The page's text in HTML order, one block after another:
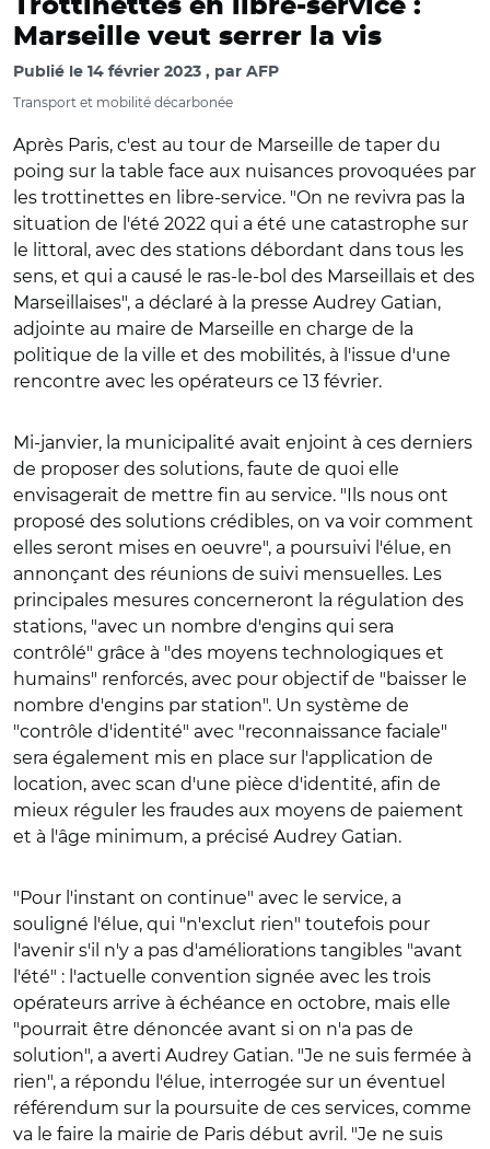
Trottinettes en libre-service :
Marseille veut serrer la vis
Publié le 14 février 2023 par AFP
Transport et mobilité décarbonée
Après Paris, c'est au tour de Marseille de taper du
poing sur la table face aux nuisances provoquées par
les trottinettes en libre-service. "On ne revivra pas la
situation de l'été 2022 qui a été une catastrophe sur
le littoral, avec des stations débordant dans tous les
sens, et qui a causé le ras-le-bol des Marseillais et des
Marseillaises", a déclaré à la presse Audrey Gatian,
adjointe au maire de Marseille en charge de la
politique de la ville et des mobilités, à l'issue d'une
rencontre avec les opérateurs ce 13 février.
Mi-janvier, la municipalité avait enjoint à ces derniers
de proposer des solutions, faute de quoi elle
envisagerait de mettre fin au service. "Ils nous ont
proposé des solutions crédibles, on va voir comment
elles seront mises en oeuvre", a poursuivi l'élue, en
annonçant des réunions de suivi mensuelles. Les
principales mesures concerneront la régulation des
stations, "avec un nombre d'engins qui sera
contrôlé" grâce à "des moyens technologiques et
humains" renforcés, avec pour objectif de "baisser le
nombre d'engins par station". Un système de
"contrôle d'identité" avec "reconnaissance faciale"
sera également mis en place sur l'application de
location, avec scan d'une pièce d'identité, afin de
mieux réguler les fraudes aux moyens de paiement
et à l'âge minimum, a précisé Audrey Gatian.
"Pour l'instant on continue" avec le service, a
souligné l'élue, qui "n'exclut rien" toutefois pour
l'avenir s'il n'y a pas d'améliorations tangibles "avant
l'été" : l'actuelle convention signée avec les trois
opérateurs arrive à échéance en octobre, mais elle
"pourrait être dénoncée avant si on n'a pas de
solution", a averti Audrey Gatian. "Je ne suis fermée à
rien", a répondu l'élue, interrogée sur un éventuel
référendum sur la poursuite de ces services, comme
va le faire la mairie de Paris début avril. "Je ne suis